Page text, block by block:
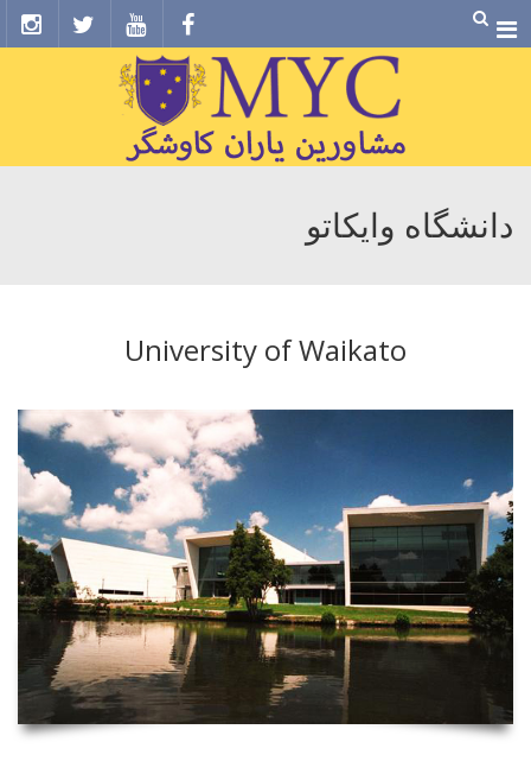
Menu
دانشگاه وایکاتو
University of Waikato